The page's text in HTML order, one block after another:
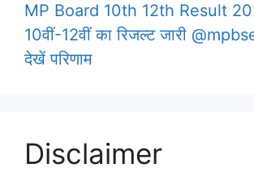
MP Board 10th 12th Result
10वीं-12वीं का रिजल्ट जारी
देखें परिणाम
Disclaimer